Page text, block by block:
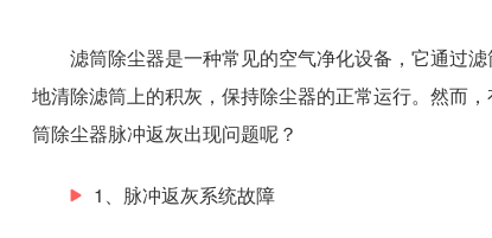
滤筒除尘器是一种常见的空气净化设备，它通过
地清除滤筒上的积灰，保持除尘器的正常运行。然而，
筒除尘器脉冲返灰出现问题呢？
1、脉冲返灰系统故障